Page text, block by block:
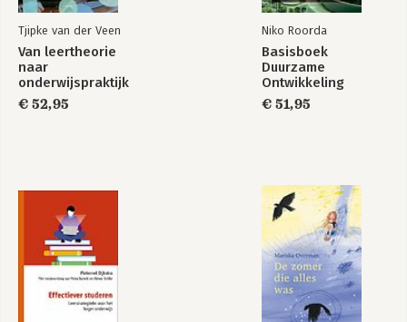
Tjipke van der Veen
Van leertheorie
naar
onderwijspraktijk
€ 52,95
Niko Roorda
Basisboek
Duurzame
Ontwikkeling
€ 51,95